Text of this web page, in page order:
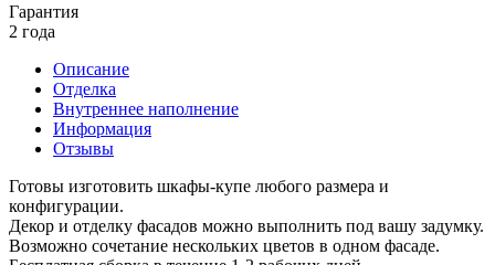
Гарантия
2 года
Описание
Отделка
Внутреннее наполнение
Информация
Отзывы
Готовы изготовить шкафы-купе любого размера и
конфигурации.
Декор и отделку фасадов можно выполнить под вашу задумку.
Возможно сочетание нескольких цветов в одном фасаде.